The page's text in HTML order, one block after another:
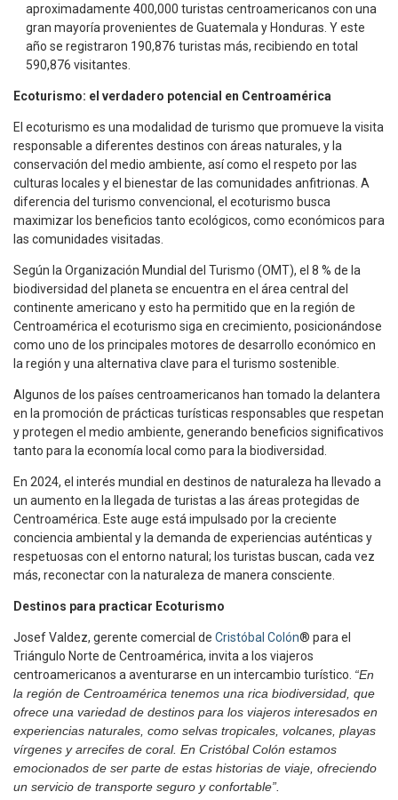
aproximadamente 400,000 turistas centroamericanos con una
gran mayoría provenientes de Guatemala y Honduras. Y este
año se registraron 190,876 turistas más, recibiendo en total
590,876 visitantes.
Ecoturismo: el verdadero potencial en Centroamérica
El ecoturismo es una modalidad de turismo que promueve la visita
responsable a diferentes destinos con áreas naturales, y la
conservación del medio ambiente, así como el respeto por las
culturas locales y el bienestar de las comunidades anfitrionas. A
diferencia del turismo convencional, el ecoturismo busca
maximizar los beneficios tanto ecológicos, como económicos para
las comunidades visitadas.
Según la Organización Mundial del Turismo (OMT), el 8 % de la
biodiversidad del planeta se encuentra en el área central del
continente americano y esto ha permitido que en la región de
Centroamérica el ecoturismo siga en crecimiento, posicionándose
como uno de los principales motores de desarrollo económico en
la región y una alternativa clave para el turismo sostenible.
Algunos de los países centroamericanos han tomado la delantera
en la promoción de prácticas turísticas responsables que respetan
y protegen el medio ambiente, generando beneficios significativos
tanto para la economía local como para la biodiversidad.
En 2024, el interés mundial en destinos de naturaleza ha llevado a
un aumento en la llegada de turistas a las áreas protegidas de
Centroamérica. Este auge está impulsado por la creciente
conciencia ambiental y la demanda de experiencias auténticas y
respetuosas con el entorno natural; los turistas buscan, cada vez
más, reconectar con la naturaleza de manera consciente.
Destinos para practicar Ecoturismo
Josef Valdez, gerente comercial de Cristóbal Colón® para el
Triángulo Norte de Centroamérica, invita a los viajeros
centroamericanos a aventurarse en un intercambio turístico. “En
la región de Centroamérica tenemos una rica biodiversidad, que
ofrece una variedad de destinos para los viajeros interesados en
experiencias naturales, como selvas tropicales, volcanes, playas
vírgenes y arrecifes de coral. En Cristóbal Colón estamos
emocionados de ser parte de estas historias de viaje, ofreciendo
un servicio de transporte seguro y confortable”.